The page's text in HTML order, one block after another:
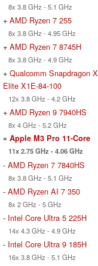
8x 3.8 GHz - 5.1 GHz
+ AMD Ryzen 7 255
8x 3.8 GHz - 4.95 GHz
+ AMD Ryzen 7 8745H
8x 3.8 GHz - 4.9 GHz
+ Qualcomm Snapdragon X
Elite X1E-84-100
12x 3.8 GHz - 4.2 GHz
+ AMD Ryzen 9 7940HS
8x 4 GHz - 5.2 GHz
» Apple M3 Pro 11-Core
11x 2.75 GHz - 4.06 GHz
- AMD Ryzen 7 7840HS
8x 3.8 GHz - 5.1 GHz
- AMD Ryzen AI 7 350
8x 2 GHz - 5 GHz
- Intel Core Ultra 5 225H
14x 4.3 GHz - 4.9 GHz
- Intel Core Ultra 9 185H
16x 3.8 GHz - 5.1 GHz